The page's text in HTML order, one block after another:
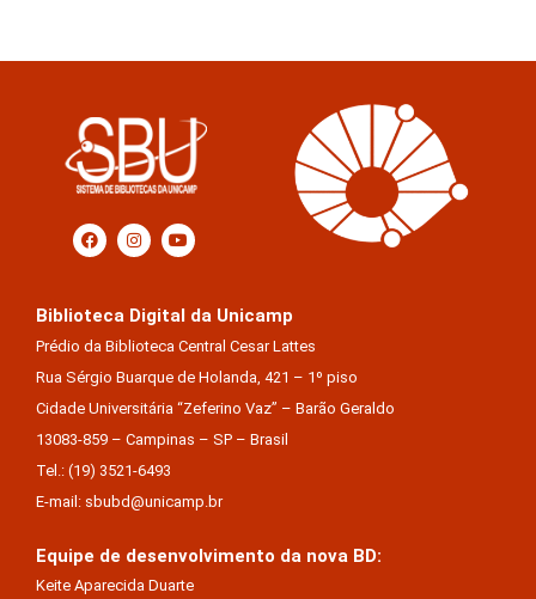
Biblioteca Digital da Unicamp
Prédio da Biblioteca Central Cesar Lattes
Rua Sérgio Buarque de Holanda, 421 – 1º piso
Cidade Universitária “Zeferino Vaz” – Barão Geraldo
13083-859 – Campinas – SP – Brasil
Tel.: (19) 3521-6493
E-mail: sbubd@unicamp.br
Equipe de desenvolvimento da nova BD:
Keite Aparecida Duarte